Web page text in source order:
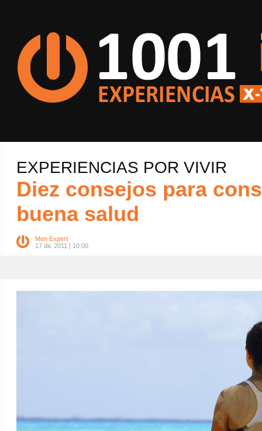
EXPERIENCIAS POR VIVIR
Diez consejos para
buena salud
Men Expert
17 dic 2011 | 10:00